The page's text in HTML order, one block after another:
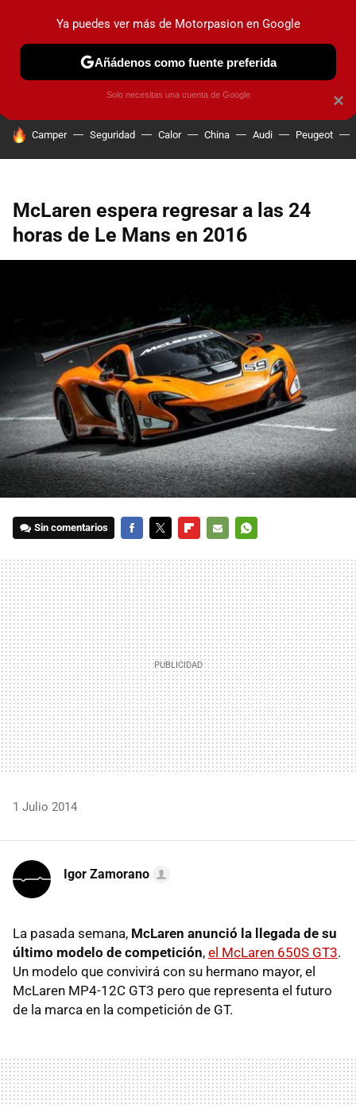
PRUEBAS COCHES ELÉCTRICOS OBSERVATORIO
HOY SE HABLA DE
Camper Seguridad Calor China Audi Peugeot
McLaren espera regresar a las 24
horas de Le Mans en 2016
Sin comentarios
MAIL
1 Julio 2014
Igor Zamorano
La pasada semana, McLaren anunció la llegada de su
último modelo de competición, el McLaren 650S GT3.
Un modelo que convivirá con su hermano mayor, el
McLaren MP4-12C GT3 pero que representa el futuro
de la marca en la competición de GT.
×
Ya puedes ver más de Motorpasion en Google
Añádenos como fuente preferida
Solo necesitas una cuenta de Google